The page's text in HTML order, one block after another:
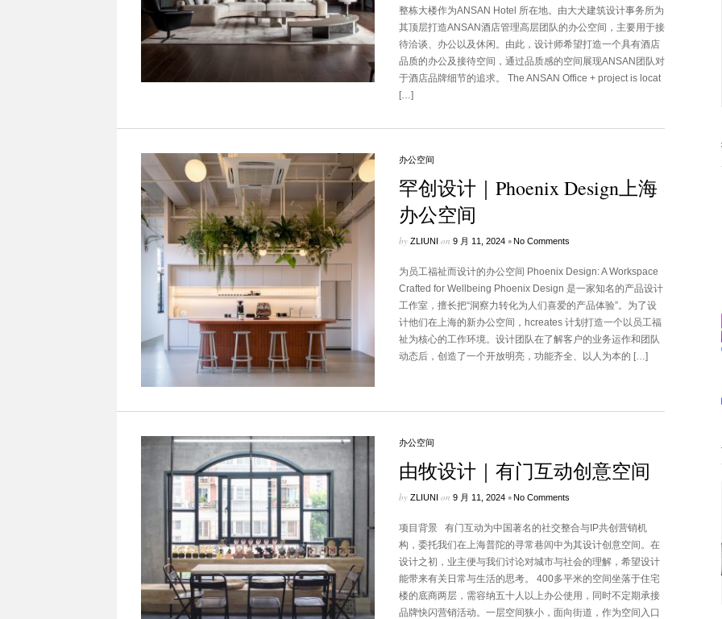
整栋大楼作为ANSAN Hotel 所在地。由大犬建筑设计事务所为
其顶层打造ANSAN酒店管理高层团队的办公空间，主要用于接
待洽谈、办公以及休闲。由此，设计师希望打造一个具有酒店
品质的办公及接待空间，通过品质感的空间展现ANSAN团队对
于酒店品牌细节的追求。 The ANSAN Office + project is locat
[…]
办公空间
罕创设计｜Phoenix Design上海
办公空间
by ZLIUNI on 9 月 11, 2024 •No Comments
为员工福祉而设计的办公空间 Phoenix Design: A Workspace
Crafted for Wellbeing Phoenix Design 是一家知名的产品设计
工作室，擅长把“洞察力转化为人们喜爱的产品体验”。为了设
计他们在上海的新办公空间，hcreates 计划打造一个以员工福
祉为核心的工作环境。设计团队在了解客户的业务运作和团队
动态后，创造了一个开放明亮，功能齐全、以人为本的 […]
办公空间
由牧设计｜有门互动创意空间
by ZLIUNI on 9 月 11, 2024 •No Comments
项目背景 有门互动为中国著名的社交整合与IP共创营销机
构，委托我们在上海普陀的寻常巷闾中为其设计创意空间。在
设计之初，业主便与我们讨论对城市与社会的理解，希望设计
能带来有关日常与生活的思考。 400多平米的空间坐落于住宅
楼的底商两层，需容纳五十人以上办公使用，同时不定期承接
品牌快闪营销活动。一层空间狭小，面向街道，作为空间入口